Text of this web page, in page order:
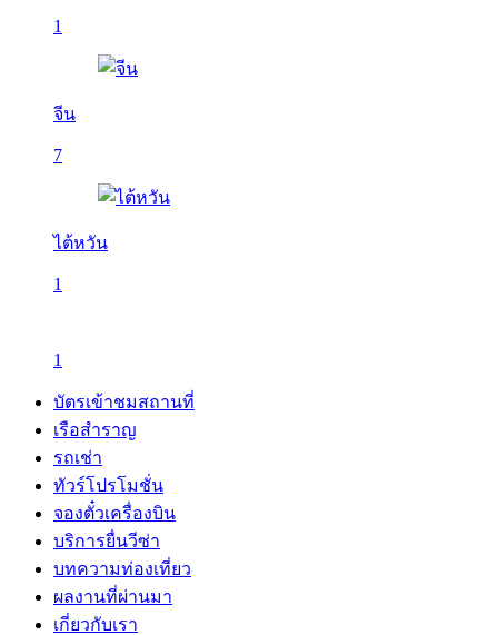
1
จีน
7
ไต้หวัน
1
1
บัตรเข้าชมสถานที่
เรือสำราญ
รถเช่า
ทัวร์โปรโมชั่น
จองตั๋วเครื่องบิน
บริการยื่นวีซ่า
บทความท่องเที่ยว
ผลงานที่ผ่านมา
เกี่ยวกับเรา